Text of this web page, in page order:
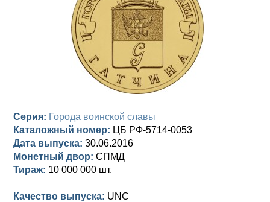
Памятные и донативные
Сибирские монеты
Для Молдавии и Валахии
Таврические монеты
Альбертусталер
Анна Иоанновна (1730-1740)
Петр II (1727-1730)
Екатерина I (1725-1727)
Золото
Серебро
Серия: Города воинской славы
Каталожный номер: ЦБ РФ-5714-0053
Дата выпуска: 30.06.2016
Монетный двор: СПМД
Тираж: 10 000 000 шт.
Качество выпуска: UNC